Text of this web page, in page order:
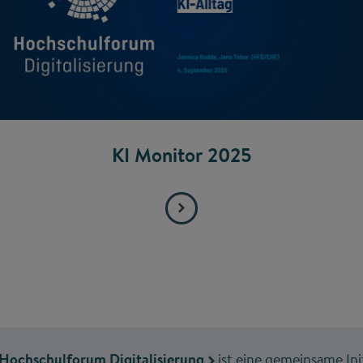
KI Monitor 2025